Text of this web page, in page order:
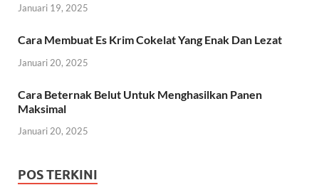
Januari 19, 2025
Cara Membuat Es Krim Cokelat Yang Enak Dan Lezat
Januari 20, 2025
Cara Beternak Belut Untuk Menghasilkan Panen
Maksimal
Januari 20, 2025
POS TERKINI